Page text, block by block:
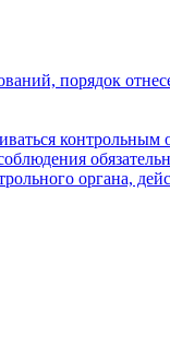
порядок
контрольным
органа,